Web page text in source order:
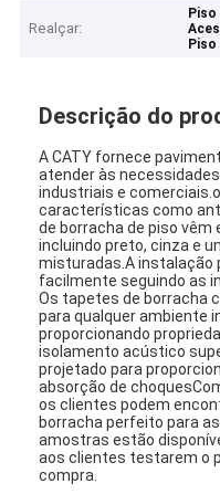
Realçar:
Descrição do
A CATY fornece
atender às
industriais e
características como
de borracha de piso vêm
incluindo preto, cinza e
misturadas.A instalação
facilmente seguindo as
Os tapetes de borracha
para qualquer ambiente
proporcionando
isolamento acústico
projetado para
absorção de
os clientes podem
borracha perfeito para
amostras estão
aos clientes testarem o
compra.